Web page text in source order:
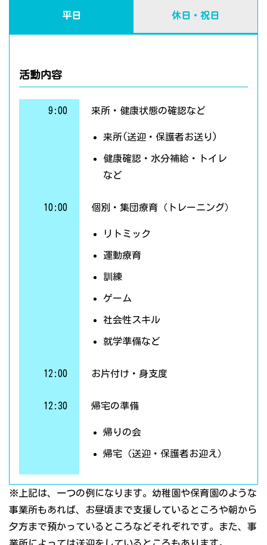
平日 休日・祝日
活動内容
9:00 来所・健康状態の確認など
来所(送迎・保護者お送り)
健康確認・水分補給・トイレ
など
10:00 個別・集団療育（トレーニング）
リトミック
運動療育
訓練
ゲーム
社会性スキル
就学準備など
12:00 お片付け・身支度
12:30 帰宅の準備
帰りの会
帰宅（送迎・保護者お迎え）
※上記は、一つの例になります。幼稚園や保育園のような
事業所もあれば、お昼頃まで支援しているところや朝から
夕方まで預かっているところなどそれぞれです。また、事